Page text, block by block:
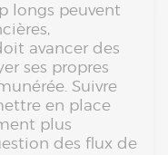
longs peuvent
avancer des
ses propres
Suivre
en place
plus
des flux de